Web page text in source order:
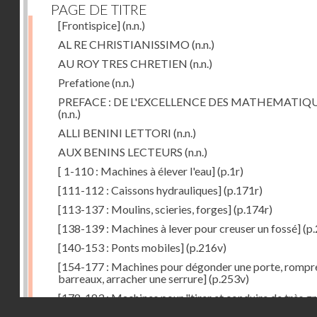
PAGE DE TITRE
[Frontispice](n.n.)
AL RE CHRISTIANISSIMO (n.n.)
AU ROY TRES CHRETIEN (n.n.)
Prefatione(n.n.)
PREFACE : DE L'EXCELLENCE DES
(n.n.)
ALLI BENINI LETTORI (n.n.)
AUX BENINS LECTEURS (n.n.)
[ 1-110 : Machines à élever l'eau](p.1r)
[111-112 : Caissons hydrauliques](p.171r)
[113-137 : Moulins, scieries, forges](p.174r)
[138-139 : Machines à lever pour creuser un fossé]
[140-153 : Ponts mobiles](p.216v)
[154-177 : Machines pour dégonder une porte,
barreaux, arracher une serrure](p.253v)
[178-183 : Machines pour "tirer et conduire de très